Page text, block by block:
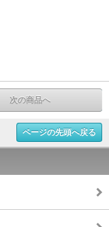
次の商品へ
ページの先頭へ戻る